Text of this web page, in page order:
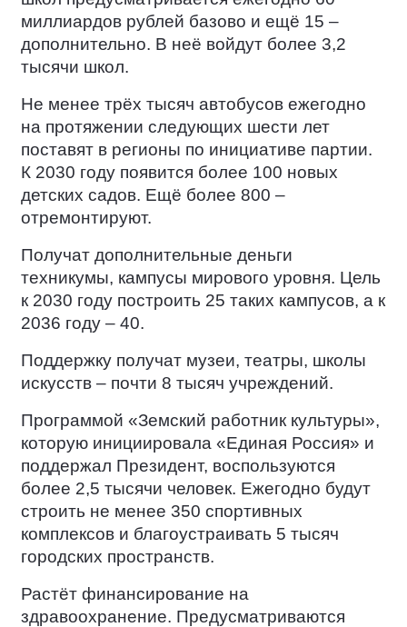
миллиардов рублей базово и ещё 15 –
дополнительно. В неё войдут более 3,2
тысячи школ.
Не менее трёх тысяч автобусов ежегодно
на протяжении следующих шести лет
поставят в регионы по инициативе партии.
К 2030 году появится более 100 новых
детских садов. Ещё более 800 –
отремонтируют.
Получат дополнительные деньги
техникумы, кампусы мирового уровня. Цель
к 2030 году построить 25 таких кампусов, а к
2036 году – 40.
Поддержку получат музеи, театры, школы
искусств – почти 8 тысяч учреждений.
Программой «Земский работник культуры»,
которую инициировала «Единая Россия» и
поддержал Президент, воспользуются
более 2,5 тысячи человек. Ежегодно будут
строить не менее 350 спортивных
комплексов и благоустраивать 5 тысяч
городских пространств.
Растёт финансирование на
здравоохранение. Предусматриваются